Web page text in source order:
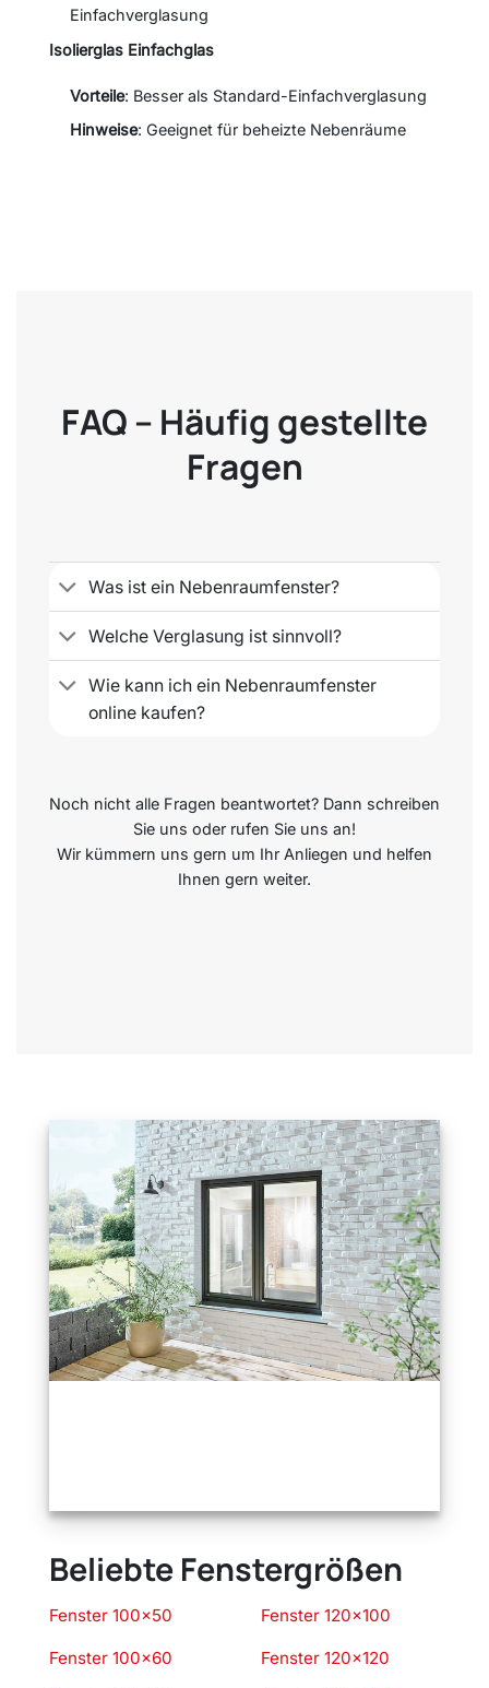
Einfachverglasung
Isolierglas Einfachglas
Vorteile: Besser als Standard-Einfachverglasung
Hinweise: Geeignet für beheizte Nebenräume
FAQ – Häufig gestellte
Fragen
Was ist ein Nebenraumfenster?
Welche Verglasung ist sinnvoll?
Wie kann ich ein Nebenraumfenster
online kaufen?
Noch nicht alle Fragen beantwortet? Dann schreiben
Sie uns oder rufen Sie uns an!
Wir kümmern uns gern um Ihr Anliegen und helfen
Ihnen gern weiter.
Beliebte Fenstergrößen
Fenster 100×50
Fenster 100×60
Fenster 120×100
Fenster 120×120